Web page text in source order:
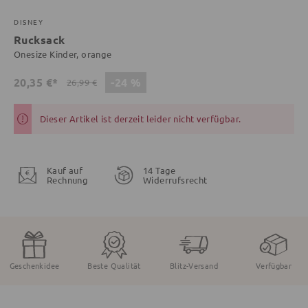
DISNEY
Rucksack
Onesize Kinder, orange
20,35 €* 26,99 €
Dieser Artikel ist derzeit leider nicht verfügbar.
Kauf auf
Rechnung
14 Tage
Widerrufsrecht
Geschenkidee Beste Qualität Blitz-Versand Verfügbar